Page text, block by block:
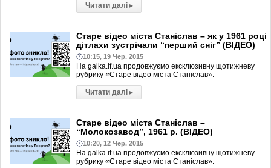
Читати далі ▸
Старе відео міста Станіслав – як у 1961 році
дітлахи зустрічали “перший сніг” (ВІДЕО)
10:15, 19 Чер. 2015
На galka.if.ua продовжуємо ексклюзивну щотижневу
рубрику «Старе відео міста Станіслав».
Читати далі ▸
Старе відео міста Станіслав –
“Молокозавод”, 1961 р. (ВІДЕО)
10:20, 12 Чер. 2015
На galka.if.ua продовжуємо ексклюзивну щотижневу
рубрику «Старе відео міста Станіслав».